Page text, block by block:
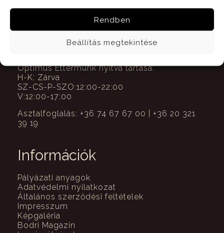
Rendben
Beállítás megtekintése
Gourmet menüsor
Optimus Éttermünk nyitva tartása:
H-K: Zárva
SZ-CS-P-SZO:12:00-22:00
V:12:00-17:00
Asztalfoglalás: +36 74 67 67 00 | +36 20 321
39 19
Információk
Pályázati anyagok
Adatvédelmi nyilatkozat
Általános szerződési feltételek
Impresszum
Képgaléria
Bodri Magazin